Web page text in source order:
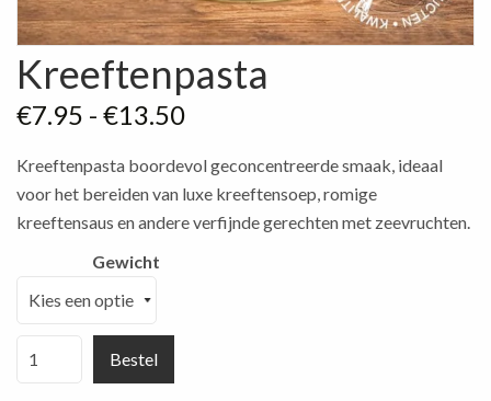
Kreeftenpasta
€7.95 - €13.50Prijsklasse:
tot
€13.50
Kreeftenpasta boordevol geconcentreerde smaak, ideaal
voor het bereiden van luxe kreeftensoep, romige
kreeftensaus en andere verfijnde gerechten met zeevruchten.
Gewicht
Bestel